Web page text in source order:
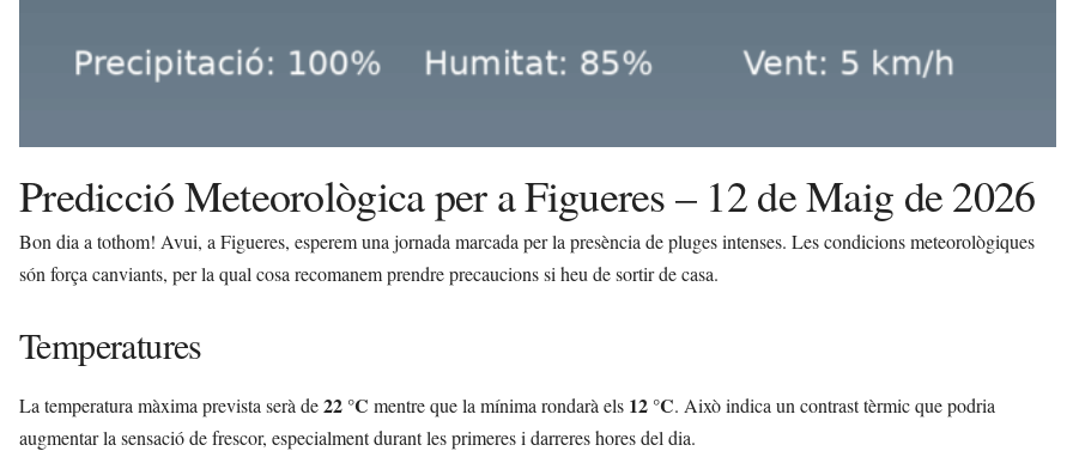
Predicció Meteorològica per a Figueres – 12 de Maig de 2026
Bon dia a tothom! Avui, a Figueres, esperem una jornada marcada per la presència de pluges intenses. Les condicions meteorològiques
són força canviants, per la qual cosa recomanem prendre precaucions si heu de sortir de casa.
Temperatures
La temperatura màxima prevista serà de22 °C mentre que la mínima rondarà els 12 °C. Això indica un contrast tèrmic que podria
augmentar la sensació de frescor, especialment durant les primeres i darreres hores del dia.